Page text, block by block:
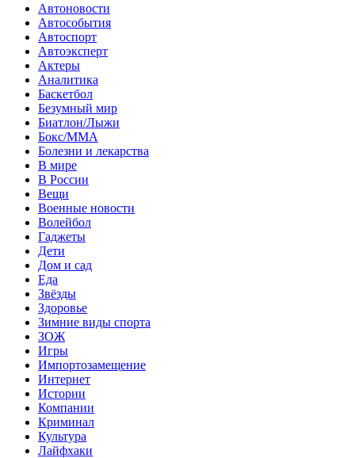
Автоновости
Автособытия
Автоспорт
Автоэксперт
Актеры
Аналитика
Баскетбол
Безумный мир
Биатлон/Лыжи
Бокс/MMA
Болезни и лекарства
В мире
В России
Вещи
Военные новости
Волейбол
Гаджеты
Дети
Дом и сад
Еда
Звёзды
Здоровье
Зимние виды спорта
ЗОЖ
Игры
Импортозамещение
Интернет
Истории
Компании
Криминал
Культура
Лайфхаки